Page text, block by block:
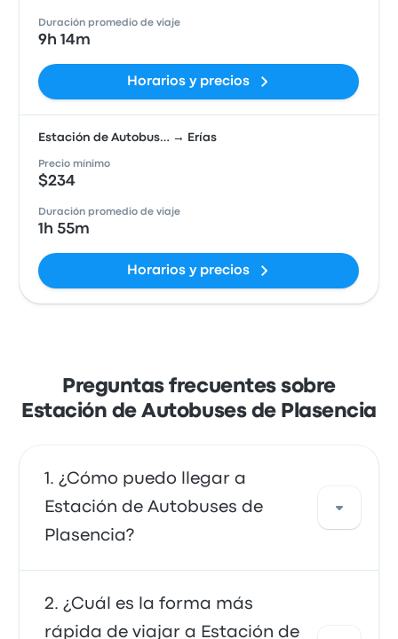
Duración promedio de viaje
9h 14m
Horarios y precios
Estación de Autobus… → Erías
Precio mínimo
$234
Duración promedio de viaje
1h 55m
Horarios y precios
Preguntas frecuentes sobre
Estación de Autobuses de Plasencia
¿Cómo puedo llegar a
Estación de Autobuses de
Plasencia?
Puedes tomar el autobús o el tren, que
proporcionan acceso directo a tu destino.
¿Cuál es la forma más
rápida de viajar a Estación de